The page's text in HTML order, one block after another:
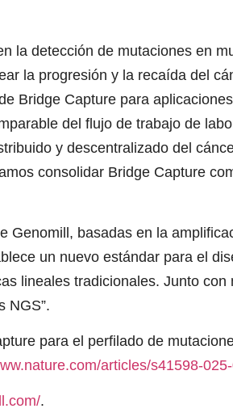
la detección de mutaciones en
la progresión y la recaída del
Bridge Capture para
del flujo de trabajo de
y descentralizado del
consolidar Bridge Capture
basadas en la
un nuevo estándar para el
lineales tradicionales. Junto
NGS”.
para el perfilado de
articles/s41598-
.